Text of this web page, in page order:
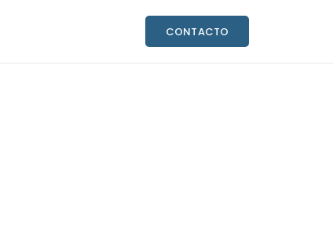
CONTACTO